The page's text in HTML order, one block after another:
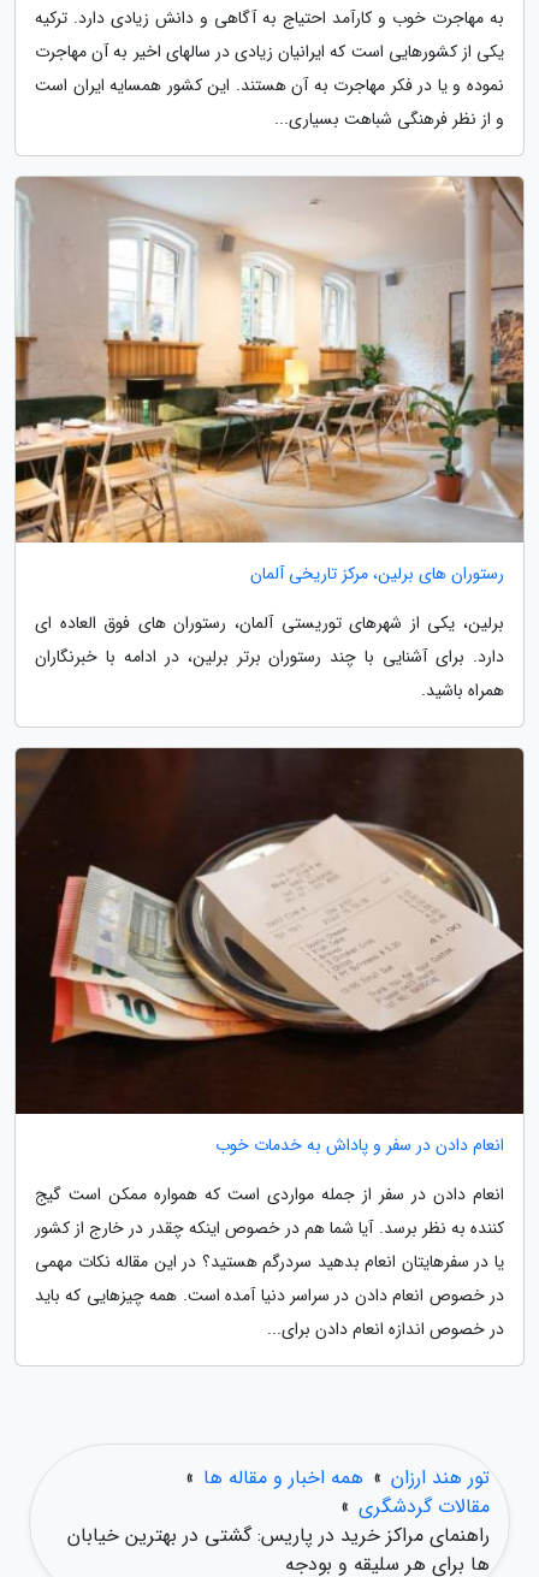
به مهاجرت خوب و کارآمد احتیاج به آگاهی و دانش زیادی دارد. ترکیه
یکی از کشورهایی است که ایرانیان زیادی در سالهای اخیر به آن مهاجرت
نموده و یا در فکر مهاجرت به آن هستند. این کشور همسایه ایران است
و از نظر فرهنگی شباهت بسیاری...
رستوران های برلین، مرکز تاریخی آلمان
برلین، یکی از شهرهای توریستی آلمان، رستوران های فوق العاده ای
دارد. برای آشنایی با چند رستوران برتر برلین، در ادامه با خبرنگاران
همراه باشید.
انعام دادن در سفر و پاداش به خدمات خوب
انعام دادن در سفر از جمله مواردی است که همواره ممکن است گیج
کننده به نظر برسد. آیا شما هم در خصوص اینکه چقدر در خارج از کشور
یا در سفرهایتان انعام بدهید سردرگم هستید؟ در این مقاله نکات مهمی
در خصوص انعام دادن در سراسر دنیا آمده است. همه چیزهایی که باید
در خصوص اندازه انعام دادن برای...
تور هند ارزان » همه اخبار و مقاله ها »
مقالات گردشگری »
راهنمای مراکز خرید در پاریس: گشتی در بهترین خیابان
ها برای هر سلیقه و بودجه